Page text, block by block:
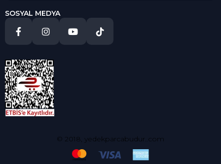
SOSYAL MEDYA
© 2018, yedekparcabudur..com